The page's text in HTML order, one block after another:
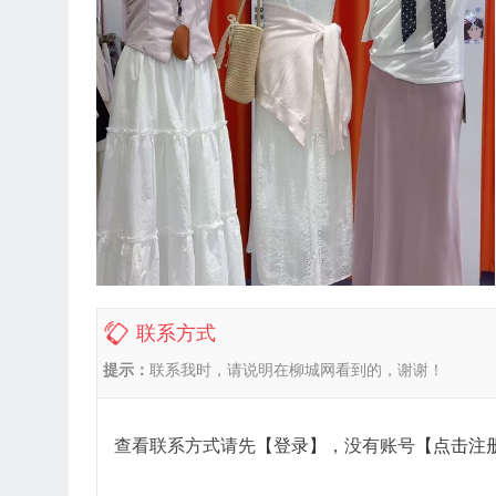
联系方式
提示： 联系我时，请说明在柳城网看到的，谢谢！
查看联系方式请先 【登录】 ，没有账号 【点击注